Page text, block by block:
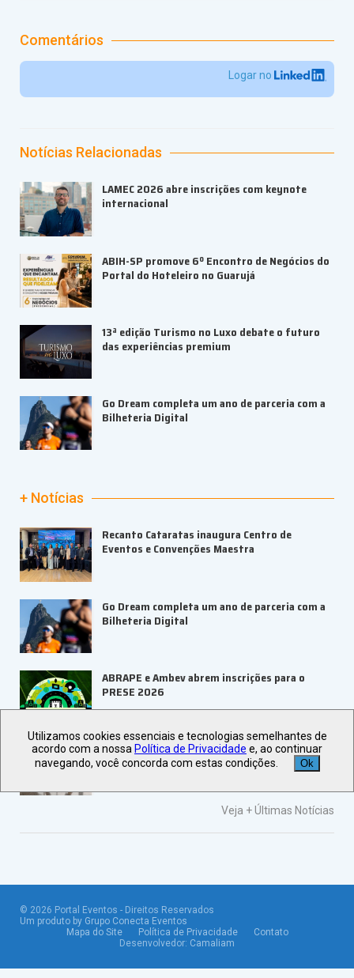
Comentários
Logar no
Notícias Relacionadas
LAMEC 2026 abre inscrições com keynote
internacional
ABIH-SP promove 6º Encontro de Negócios do
Portal do Hoteleiro no Guarujá
13ª edição Turismo no Luxo debate o futuro
das experiências premium
Go Dream completa um ano de parceria com a
Bilheteria Digital
+ Notícias
Recanto Cataratas inaugura Centro de
Eventos e Convenções Maestra
Go Dream completa um ano de parceria com a
Bilheteria Digital
ABRAPE e Ambev abrem inscrições para o
PRESE 2026
ALAGEV aponta tendências para viagens
corporativas em 2027
Veja +Últimas Notícias
© 2026 Portal Eventos - Direitos Reservados
Um produto by Grupo Conecta Eventos
Mapa do Site
Política de Privacidade
Contato
Desenvolvedor: Camaliam
Utilizamos cookies essenciais e tecnologias semelhantes de
acordo com a nossa Política de Privacidade e, ao continuar
navegando, você concorda com estas condições.
Ok